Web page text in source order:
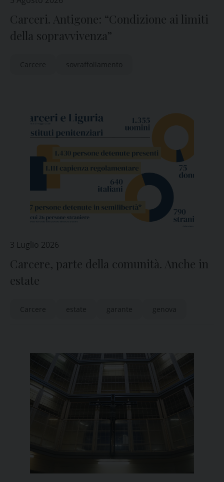
Carceri. Antigone: “Condizione ai limiti
della sopravvivenza”
Carcere sovraffollamento
3 Luglio 2026
Carcere, parte della comunità. Anche in
estate
Carcere estate garante genova